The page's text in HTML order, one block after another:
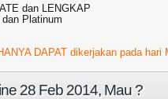
dan LENGKAP
Platinum
DAPAT dikerjakan pada hari
28 Feb 2014, Mau ?